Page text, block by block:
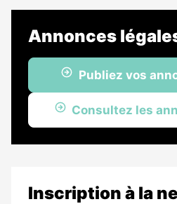
Annonces
Publiez vos
Consultez les
Inscription à la